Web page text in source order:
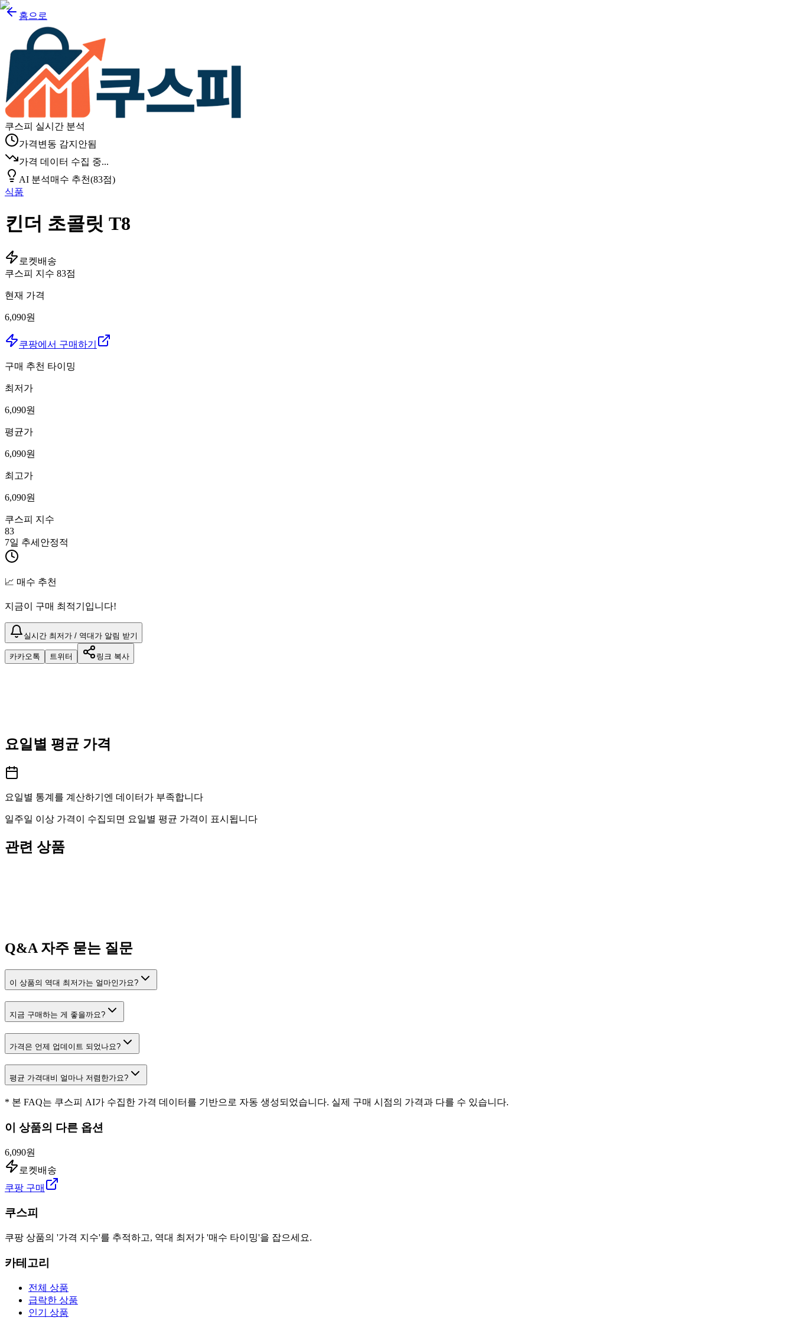
홈으로
쿠스피 실시간 분석
가격변동 감지안됨
가격 데이터 수집 중...
AI 분석매수 추천(83점)
식품
킨더 초콜릿 T8
로켓배송
쿠스피 지수 83점
현재 가격
6,090원
쿠팡에서 구매하기
구매 추천 타이밍
최저가
6,090원
평균가
6,090원
최고가
6,090원
쿠스피 지수
83
7일 추세 안정적
📈 매수 추천
지금이 구매 최적기입니다!
실시간 최저가 / 역대가 알림 받기
카카오톡 트위터 링크 복사
요일별 평균 가격
요일별 통계를 계산하기엔 데이터가 부족합니다
일주일 이상 가격이 수집되면 요일별 평균 가격이 표시됩니다
관련 상품
Q&A자주 묻는 질문
이 상품의 역대 최저가는 얼마인가요?
지금 구매하는 게 좋을까요?
가격은 언제 업데이트 되었나요?
평균 가격대비 얼마나 저렴한가요?
* 본 FAQ는 쿠스피 AI가 수집한 가격 데이터를 기반으로 자동 생성되었습니다. 실제 구매 시점의 가격과 다를 수 있습니다.
이 상품의 다른 옵션
6,090원
로켓배송
쿠팡 구매
쿠스피
쿠팡 상품의 '가격 지수'를 추적하고, 역대 최저가 '매수 타이밍'을 잡으세요.
카테고리
전체 상품
급락한 상품
인기 상품